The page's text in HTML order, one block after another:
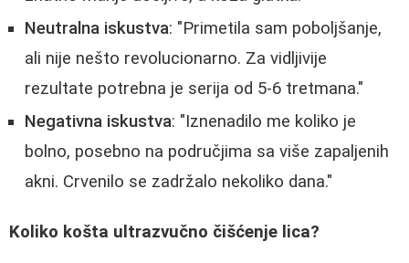
Neutralna iskustva: "Primetila sam poboljšanje,
ali nije nešto revolucionarno. Za vidljivije
rezultate potrebna je serija od 5-6 tretmana."
Negativna iskustva: "Iznenadilo me koliko je
bolno, posebno na područjima sa više zapaljenih
akni. Crvenilo se zadržalo nekoliko dana."
Koliko košta ultrazvučno čišćenje lica?